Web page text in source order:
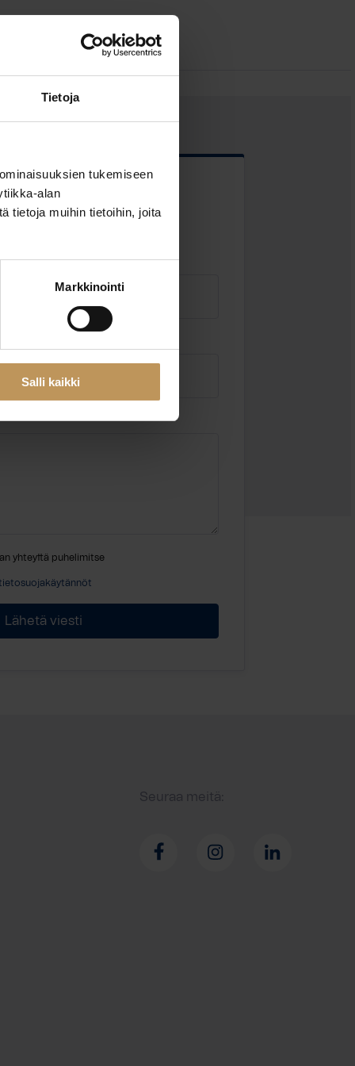
Tietoja
tukemiseen
alan
tietoja muihin tietoihin, joita
Markkinointi
Salli kaikki
yhteyttä puhelimitse
Seuraa meitä: